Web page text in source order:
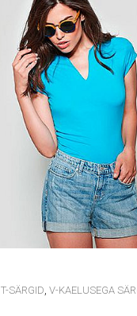
T-SÄRGID V-KAELUSEGA